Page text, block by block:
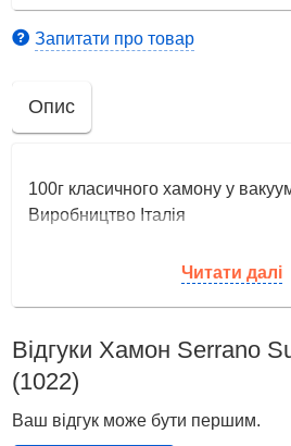
Запитати про товар
Опис
100г класичного хамону у
Виробництво Італія
Читати далі
Відгуки Хамон Serrano
(1022)
Ваш відгук може бути першим.